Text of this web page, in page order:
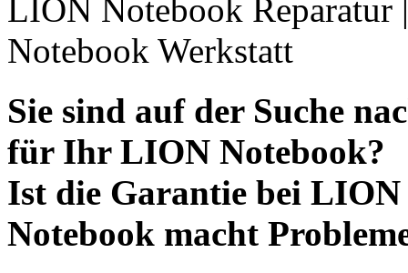
LION Notebook
Notebook Werkstatt
Sie sind auf der Suche
für Ihr LION Notebook?
Ist die Garantie bei
Notebook macht